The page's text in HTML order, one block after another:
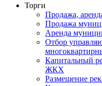
Торги
Продажа,
Продажа
Аренда
Отбор
Капитальный
ЖКХ
Размещение